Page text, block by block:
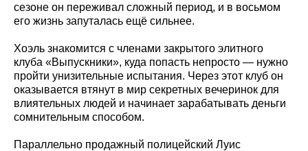
сезоне он переживал сложный период, и в восьмом
его жизнь запуталась ещё сильнее.
Хоэль знакомится с членами закрытого элитного
клуба «Выпускники», куда попасть непросто — нужно
пройти унизительные испытания. Через этот клуб он
оказывается втянут в мир секретных вечеринок для
влиятельных людей и начинает зарабатывать деньги
сомнительным способом.
Параллельно продажный полицейский Луис